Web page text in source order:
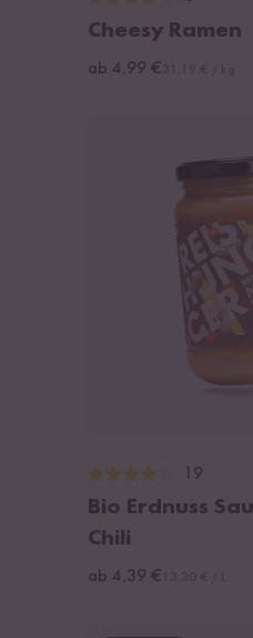
Cheesy Ramen
ab 4,99 €
19
Bio Erdnuss
Chili
ab 4,39 €